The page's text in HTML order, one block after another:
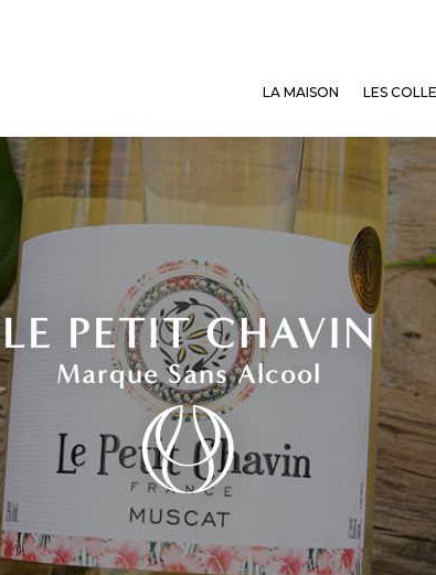
LA MAISON LES
LE PETIT CHAVIN
Marque Sans Alcool